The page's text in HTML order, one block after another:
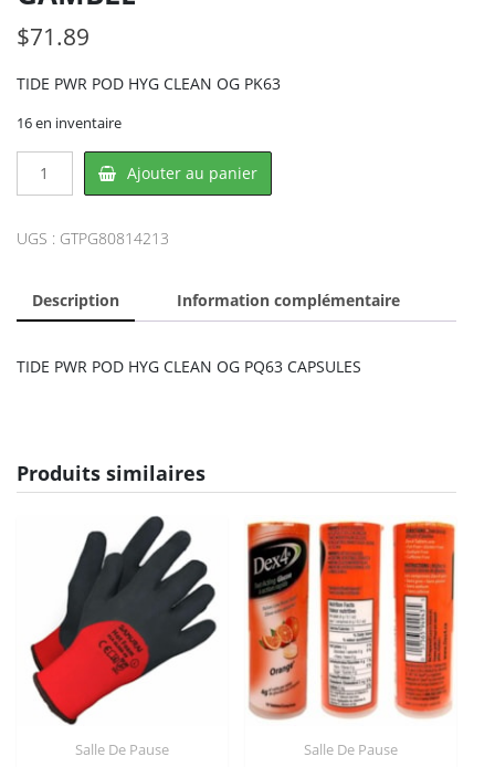
$71.89
TIDE PWR POD HYG CLEAN OG PK63
16 en inventaire
PG80814213,
GAMBLE
Ajouter au panier
UGS : GTPG80814213
Description Information complémentaire
TIDE PWR POD HYG CLEAN OG PQ63 CAPSULES
Produits similaires
Salle De Pause Salle De Pause